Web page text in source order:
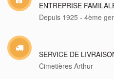
ENTREPRISE
Depuis 1925 - 4ème
SERVICE DE
Cimetières Arthur